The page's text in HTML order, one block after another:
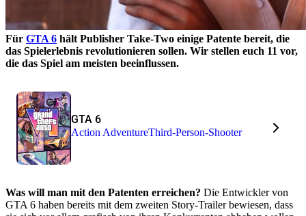
Für GTA 6 hält Publisher Take-Two einige Patente bereit, die
das Spielerlebnis revolutionieren sollen. Wir stellen euch 11 vor,
die das Spiel am meisten beeinflussen.
GTA 6
Action AdventureThird-Person-Shooter
Was will man mit den Patenten erreichen? Die Entwickler von
GTA 6 haben bereits mit dem zweiten Story-Trailer bewiesen, dass